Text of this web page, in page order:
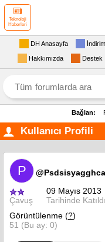
Teknoloji
Haberleri
DH Anasayfa
Hakkımızda Destek
Bağlan:
Kullanıcı Profili
P
Çavuş
09 Mayıs 2013
Tarihinde Katıldı
Görüntülenme (?)
51 (Bu ay: 0)